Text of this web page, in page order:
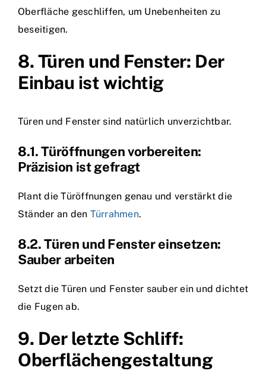
Oberfläche geschliffen, um Unebenheiten zu
beseitigen.
8. Türen und Fenster: Der
Einbau ist wichtig
Türen und Fenster sind natürlich unverzichtbar.
8.1. Türöffnungen vorbereiten:
Präzision ist gefragt
Plant die Türöffnungen genau und verstärkt die
Ständer an den Türrahmen.
8.2. Türen und Fenster einsetzen:
Sauber arbeiten
Setzt die Türen und Fenster sauber ein und dichtet
die Fugen ab.
9. Der letzte Schliff:
Oberflächengestaltung